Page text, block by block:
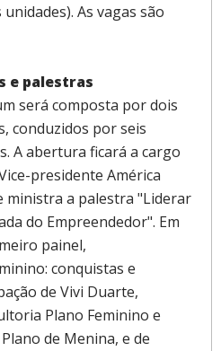
As vagas são
e palestras
será composta por dois
conduzidos por seis
A abertura ficará a cargo
presidente América
ministra a palestra "Liderar
do Empreendedor". Em
painel,
conquistas e
de Vivi Duarte,
Plano Feminino e
de Menina, e de